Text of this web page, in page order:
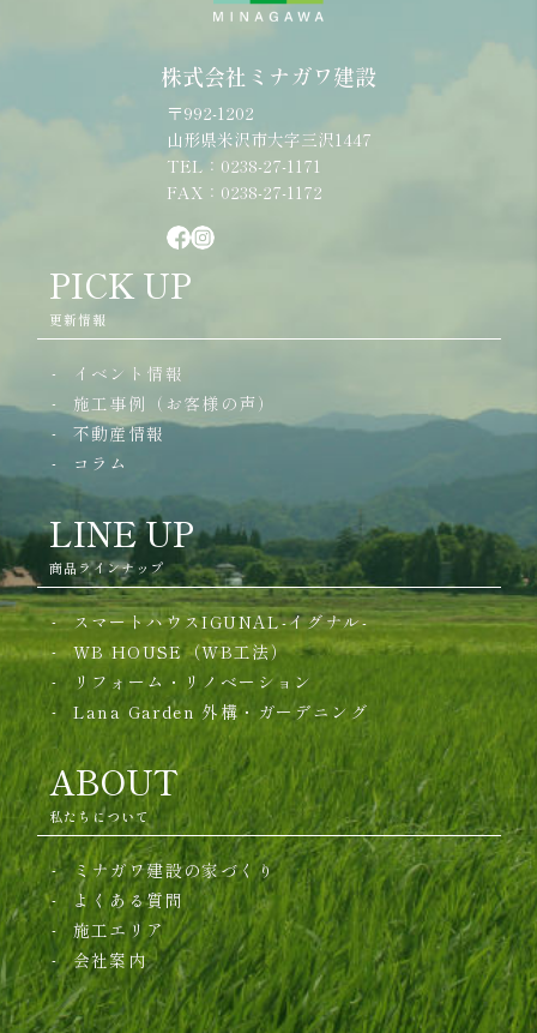
株式会社ミナガワ建設
〒992-1202
山形県米沢市大字三沢1447
TEL：0238-27-1171
FAX：0238-27-1172
PICK UP
更新情報
イベント情報
施工事例（お客様の声）
不動産情報
コラム
LINE UP
商品ラインナップ
スマートハウスIGUNAL-イグナル-
WB HOUSE（WB工法）
リフォーム・リノベーション
Lana Garden 外構・ガーデニング
ABOUT
私たちについて
ミナガワ建設の家づくり
よくある質問
施工エリア
会社案内